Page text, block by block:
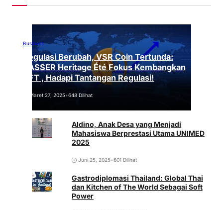
Business
Regulasi Berubah, VSR Coin Tertunda:
VASSER Heritage Été Fokus Kembangkan
NFT , Hadapi Tantangan Regulasi!
Maret 27, 2025•648 Dilihat
Aldino, Anak Desa yang Menjadi
Mahasiswa Berprestasi Utama UNIMED
2025
Juni 25, 2025•601 Dilihat
Gastrodiplomasi Thailand: Global Thai
dan Kitchen of The World Sebagai Soft
Power